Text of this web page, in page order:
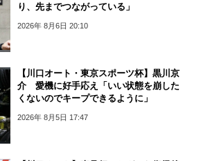
り、先までつながっている」
2026年 8月6日 20:10
【川口オート・東京スポーツ杯】黒川京
介 愛機に好手応え「いい状態を崩した
くないのでキープできるように」
2026年 8月5日 17:47